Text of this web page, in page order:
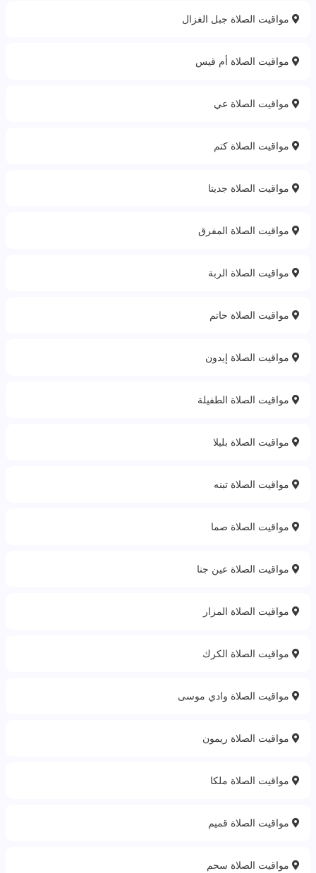
مواقيت الصلاة جبل الغزال
مواقيت الصلاة أم قيس
مواقيت الصلاة عي
مواقيت الصلاة كتم
مواقيت الصلاة جديتا
مواقيت الصلاة المفرق
مواقيت الصلاة الربة‎
مواقيت الصلاة حاتم
مواقيت الصلاة إيدون
مواقيت الصلاة الطفيلة
مواقيت الصلاة بليلا
مواقيت الصلاة تبنه
مواقيت الصلاة صما
مواقيت الصلاة عين جنا
مواقيت الصلاة المزار
مواقيت الصلاة الكرك
مواقيت الصلاة وادي موسى
مواقيت الصلاة ريمون
مواقيت الصلاة ملكا
مواقيت الصلاة قميم
مواقيت الصلاة سحم